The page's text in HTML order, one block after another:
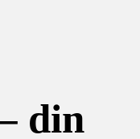
din